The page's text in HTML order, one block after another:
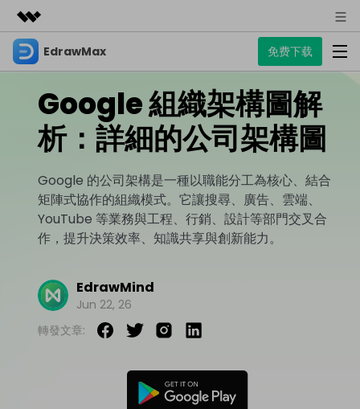
精選產品
實用工具
解決方案
關於我們
新聞中心
EdrawMax 免费下载
產品
EdrawMax
多合一圖表軟體
EdrawMind
EdrawProj
圖表
商業用途
流程圖
技術用途
設計用途
平面圖
其他用途
所有圖表類型>>
資源
資源範本
文章内容
各種商務圖表範例 >
支援
EdrawMax 教程 > EdrawMind 教程 >
支援中心
EdrawMax
Google 組織架構圖解
析：詳細的公司架構圖
Google 的公司架構是一種以職能分工為核心、結合
矩陣式協作的組織模式。它讓搜尋、廣告、雲端、
YouTube 等業務與工程、行銷、設計等部門交叉合
作，提升決策效率、知識共享與創新能力。
EdrawMind
Jun 22, 26
轉發文章: